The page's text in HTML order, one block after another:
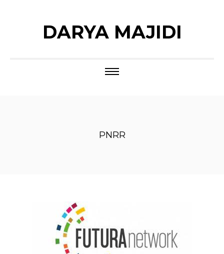
DARYA MAJIDI
PNRR